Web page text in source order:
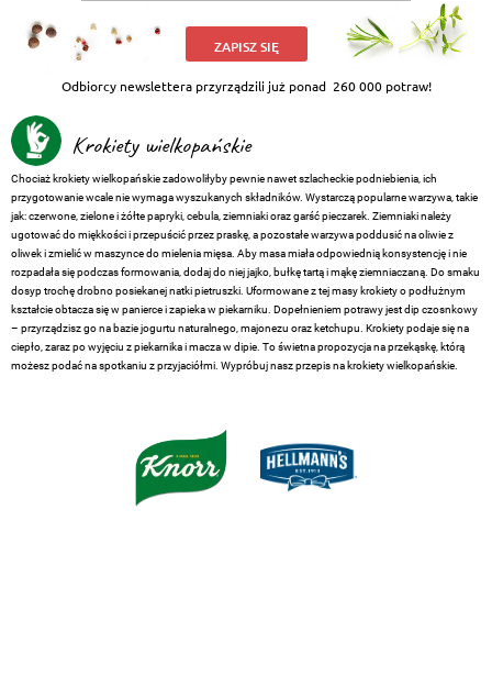
ZAPISZ SIĘ
Odbiorcy newslettera przyrządzili już ponad 260 000 potraw!
Krokiety wielkopańskie
Chociaż krokiety wielkopańskie zadowoliłyby pewnie nawet szlacheckie podniebienia, ich
przygotowanie wcale nie wymaga wyszukanych składników. Wystarczą popularne warzywa, takie
jak: czerwone, zielone i żółte papryki, cebula, ziemniaki oraz garść pieczarek. Ziemniaki należy
ugotować do miękkości i przepuścić przez praskę, a pozostałe warzywa poddusić na oliwie z
oliwek i zmielić w maszynce do mielenia mięsa. Aby masa miała odpowiednią konsystencję i nie
rozpadała się podczas formowania, dodaj do niej jajko, bułkę tartą i mąkę ziemniaczaną. Do smaku
dosyp trochę drobno posiekanej natki pietruszki. Uformowane z tej masy krokiety o podłużnym
kształcie obtacza się w panierce i zapieka w piekarniku. Dopełnieniem potrawy jest dip czosnkowy
– przyrządzisz go na bazie jogurtu naturalnego, majonezu oraz ketchupu. Krokiety podaje się na
ciepło, zaraz po wyjęciu z piekarnika i macza w dipie. To świetna propozycja na przekąskę, którą
możesz podać na spotkaniu z przyjaciółmi. Wypróbuj nasz przepis na krokiety wielkopańskie.